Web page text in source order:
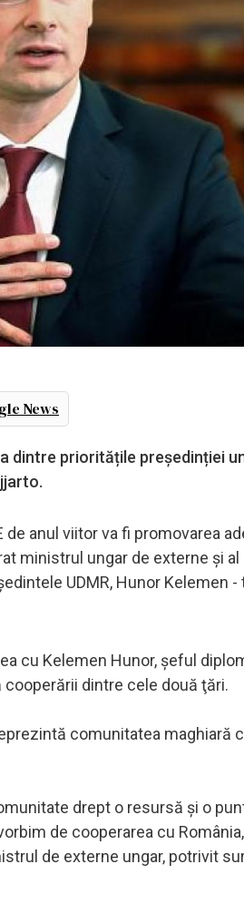
News
dintre prioritățile președinției
anul viitor va fi promovarea
ministrul ungar de externe şi
UDMR, Hunor Kelemen
cu Kelemen Hunor, şeful
dintre cele două ţări.
comunitatea maghiară
drept o resursă şi o
de cooperarea cu
de externe ungar, potrivit